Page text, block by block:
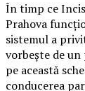
În timp ce
Prahova
sistemul a
vorbește de
pe această
conducerea